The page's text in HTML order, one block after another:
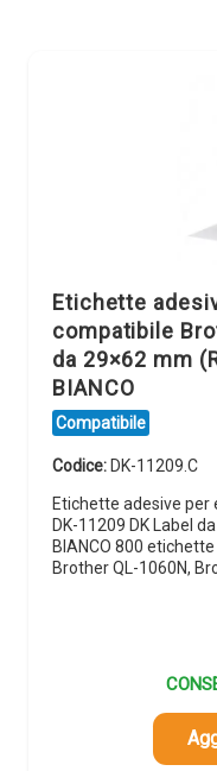
Etichette
compatibile
da 29×62 mm
BIANCO
Compatibile
Codice: DK-11209.C
Etichette adesive
DK-11209 DK Label
BIANCO 800
Brother QL-1060N,